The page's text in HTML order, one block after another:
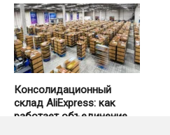
Консолидационный
склад AliExpress: как
работает объединение